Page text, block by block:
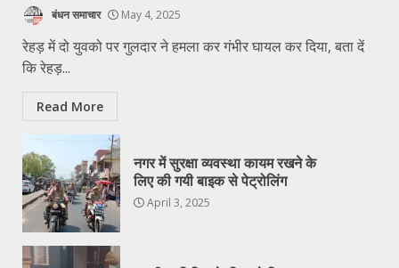
बंधन समाचार May 4, 2025
रेहड़ में दो युवको पर गुलदार ने हमला कर गंभीर घायल कर दिया, बता दें
कि रेहड़...
Read More
नगर में सुरक्षा व्यवस्था कायम रखने के
लिए की गयी बाइक से पेट्रोलिंग
April 3, 2025